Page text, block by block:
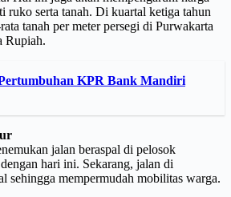
ruko serta tanah. Di kuartal ketiga tahun
tanah per meter persegi di Purwakarta
Rupiah.
KPR Bank Mandiri
jalan beraspal di pelosok
hari ini. Sekarang, jalan di
sehingga mempermudah mobilitas warga.